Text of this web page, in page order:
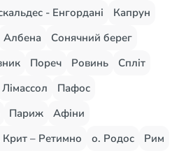
- Енгордані
Капрун
Албена
Сонячний берег
Пореч Ровинь
Спліт
Лімассол
Пафос
Париж
Афіни
Крит – Ретимно о. Родос
Рим